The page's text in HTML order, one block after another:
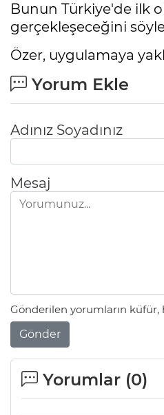
Bunun Türkiye'de ilk
gerçekleşeceğini
Özer, uygulamaya
Yorum Ekle
Adınız Soyadınız
Mesaj
Gönderilen yorumların küfür,
Gönder
Yorumlar (0)